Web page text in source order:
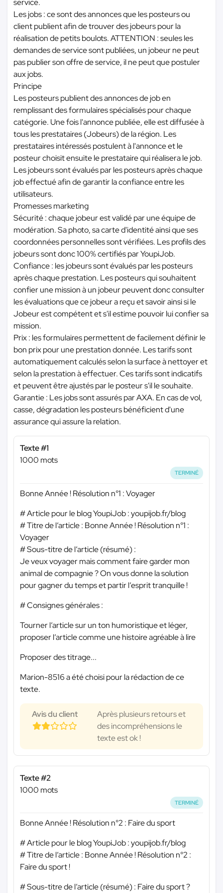
service.
Les jobs : ce sont des annonces que les posteurs ou
client publient afin de trouver des jobeurs pour la
réalisation de petits boulots. ATTENTION : seules les
demandes de service sont publiées, un jobeur ne peut
pas publier son offre de service, il ne peut que postuler
aux jobs.
Principe
Les posteurs publient des annonces de job en
remplissant des formulaires spécialisés pour chaque
catégorie. Une fois l'annonce publiée, elle est diffusée à
tous les prestataires (Jobeurs) de la région. Les
prestataires intéressés postulent à l'annonce et le
posteur choisit ensuite le prestataire qui réalisera le job.
Les jobeurs sont évalués par les posteurs après chaque
job effectué afin de garantir la confiance entre les
utilisateurs.
Promesses marketing
Sécurité : chaque jobeur est validé par une équipe de
modération. Sa photo, sa carte d'identité ainsi que ses
coordonnées personnelles sont vérifiées. Les profils des
jobeurs sont donc 100% certifiés par YoupiJob.
Confiance : les jobeurs sont évalués par les posteurs
après chaque prestation. Les posteurs qui souhaitent
confier une mission à un jobeur peuvent donc consulter
les évaluations que ce jobeur a reçu et savoir ainsi si le
Jobeur est compétent et s'il estime pouvoir lui confier sa
mission.
Prix : les formulaires permettent de facilement définir le
bon prix pour une prestation donnée. Les tarifs sont
automatiquement calculés selon la surface à nettoyer et
selon la prestation à effectuer. Ces tarifs sont indicatifs
et peuvent être ajustés par le posteur s'il le souhaite.
Garantie : Les jobs sont assurés par AXA. En cas de vol,
casse, dégradation les posteurs bénéficient d'une
assurance qui assure la relation.
Texte #1
1000 mots
TERMINÉ
Bonne Année ! Résolution n°1 : Voyager
# Article pour le blog YoupiJob : youpijob.fr/blog
# Titre de l’article : Bonne Année ! Résolution n°1 :
Voyager
# Sous-titre de l’article (résumé) :
Je veux voyager mais comment faire garder mon
animal de compagnie ? On vous donne la solution
pour gagner du temps et partir l’esprit tranquille !
# Consignes générales :
Tourner l’article sur un ton humoristique et léger,
proposer l’article comme une histoire agréable à lire
Proposer des titrage...
Marion-8516 a été choisi pour la rédaction de ce
texte.
Avis du client
Après plusieurs retours et
des incompréhensions le
texte est ok !
Texte #2
1000 mots
TERMINÉ
Bonne Année ! Résolution n°2 : Faire du sport
# Article pour le blog YoupiJob : youpijob.fr/blog
# Titre de l’article : Bonne Année ! Résolution n°2 :
Faire du sport !
# Sous-titre de l’article (résumé) : Faire du sport ?